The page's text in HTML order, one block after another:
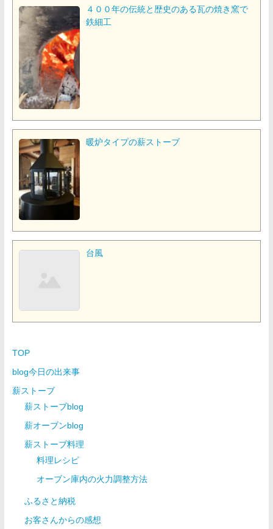
４００年の伝統と歴史のある瓦の焼き窯で
鉄細工
暖炉タイプの薪ストーブ
台風
TOP
blog今日の出来事
薪ストーブ
薪ストーブblog
薪オーブンblog
薪ストーブ料理
料理レシピ
オーブン庫内の火力調整方法
ふるさと納税
お客さんからの感想